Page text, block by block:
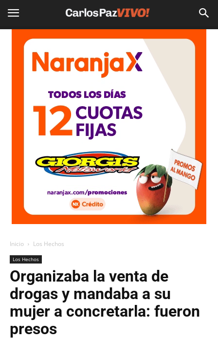
Inicio Los Hechos
Los Hechos
Organizaba la venta de
drogas y mandaba a su
mujer a concretarla: fueron
presos